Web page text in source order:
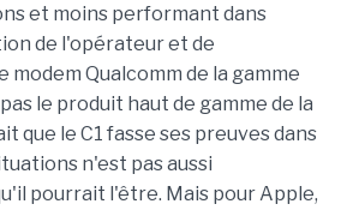
et moins performant dans
de l'opérateur et de
modem Qualcomm de la gamme
le produit haut de gamme de la
que le C1 fasse ses preuves dans
n'est pas aussi
pourrait l'être. Mais pour Apple,